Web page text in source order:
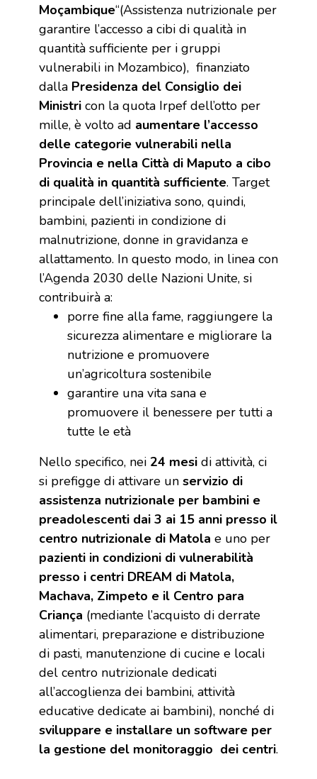
Moçambique“(Assistenza nutrizionale per
garantire l’accesso a cibi di qualità in
quantità sufficiente per i gruppi
vulnerabili in Mozambico), finanziato
dalla Presidenza del Consiglio dei
Ministri con la quota Irpef dell’otto per
mille, è volto ad aumentare l’accesso
delle categorie vulnerabili nella
Provincia e nella Città di Maputo a cibo
di qualità in quantità sufficiente. Target
principale dell’iniziativa sono, quindi,
bambini, pazienti in condizione di
malnutrizione, donne in gravidanza e
allattamento. In questo modo, in linea con
l’Agenda 2030 delle Nazioni Unite, si
contribuirà a:
porre fine alla fame, raggiungere la
sicurezza alimentare e migliorare la
nutrizione e promuovere
un’agricoltura sostenibile
garantire una vita sana e
promuovere il benessere per tutti a
tutte le età
Nello specifico, nei 24 mesi di attività, ci
si prefigge di attivare un servizio di
assistenza nutrizionale per bambini e
preadolescenti dai 3 ai 15 anni presso il
centro nutrizionale di Matola e uno per
pazienti in condizioni di vulnerabilità
presso i centri DREAM di Matola,
Machava, Zimpeto e il Centro para
Criança (mediante l’acquisto di derrate
alimentari, preparazione e distribuzione
di pasti, manutenzione di cucine e locali
del centro nutrizionale dedicati
all’accoglienza dei bambini, attività
educative dedicate ai bambini), nonché di
sviluppare e installare un software per
la gestione del monitoraggio dei centri.